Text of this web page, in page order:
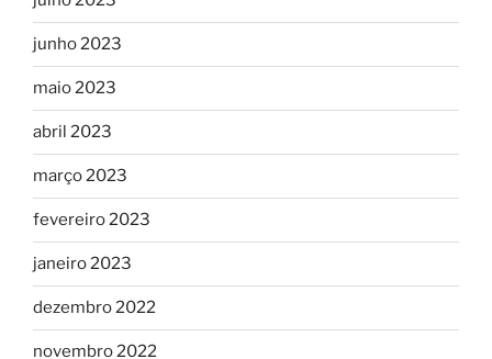
junho 2023
maio 2023
abril 2023
março 2023
fevereiro 2023
janeiro 2023
dezembro 2022
novembro 2022